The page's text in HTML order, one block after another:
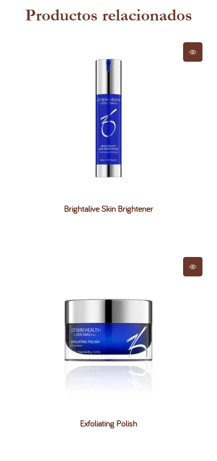
Productos relacionados
Brightalive Skin Brightener
Exfoliating Polish